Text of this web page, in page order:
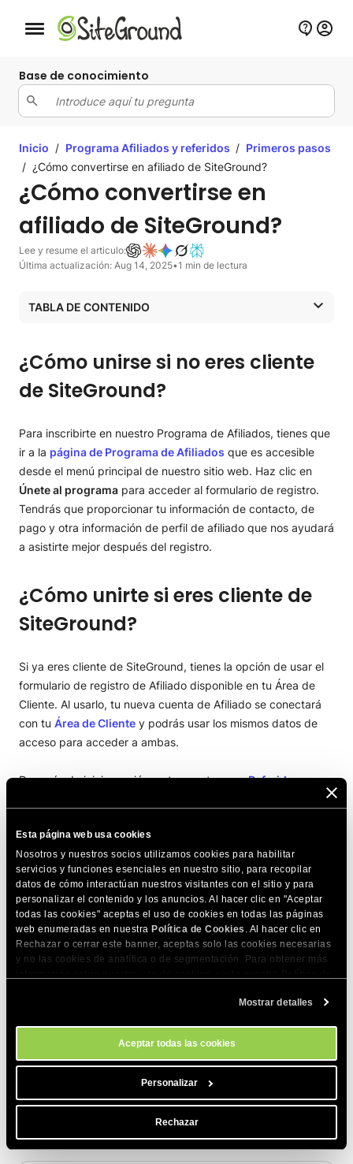
Esta página web usa cookies
Nosotros y nuestros socios utilizamos cookies para habilitar
servicios y funciones esenciales en nuestro sitio, para recopilar
datos de cómo interactúan nuestros visitantes con el sitio y para
personalizar el contenido y los anuncios. Al hacer clic en "Aceptar
todas las cookies" aceptas el uso de cookies en todas las páginas
web enumeradas en nuestra Política de Cookies . Al hacer clic en
Rechazar o cerrar este banner, aceptas solo las cookies necesarias
y no las cookies de analítica o de segmentación. Para obtener más
momento a través de la herramienta Configuración de Cookies de
Mostrar detalles
Aceptar todas las cookies
Personalizar
Rechazar
Botón de navegación móvil
Base de conocimiento
Inicio / Programa Afiliados y referidos / Primeros pasos
/ ¿Cómo convertirse en afiliado de SiteGround?
¿Cómo convertirse en
afiliado de SiteGround?
Lee y resume el articulo:
Última actualización: Aug 14, 2025•1 min de lectura
TABLA DE CONTENIDO
¿Cómo unirse si no eres cliente
de SiteGround?
Para inscribirte en nuestro Programa de Afiliados, tienes que
ir a la página de Programa de Afiliados que es accesible
desde el menú principal de nuestro sitio web. Haz clic en
Únete al programa para acceder al formulario de registro.
Tendrás que proporcionar tu información de contacto, de
pago y otra información de perfil de afiliado que nos ayudará
a asistirte mejor después del registro.
¿Cómo unirte si eres cliente de
SiteGround?
Si ya eres cliente de SiteGround, tienes la opción de usar el
formulario de registro de Afiliado disponible en tu Área de
Cliente. Al usarlo, tu nueva cuenta de Afiliado se conectará
con tu Área de Cliente y podrás usar los mismos datos de
acceso para acceder a ambas.
Después de iniciar sesión en tu cuenta, ve aReferidos >
IMPORTANTE!
Proporcionar información correcta y exhaustiva
durante el proceso de registro es crucial para la
aprobación de tu solicitud de afiliación y el futuro
funcionamiento del programa de afiliación- Por lo
general, la solicitud de aprobará de inmediato,
pero a veces el proceso de revisión puede tardar
COMPARTE ESTE ARTÍCULO